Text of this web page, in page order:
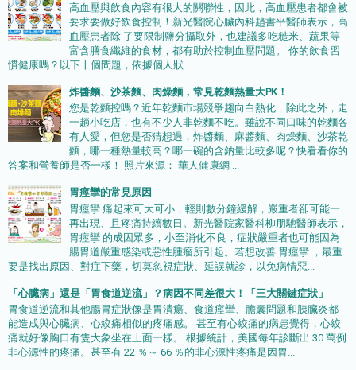
高血壓與飲食內容有很大的關聯性，因此，高血壓患者都會被
要求要做好飲食控制！新光醫院心臟內科趙書平醫師表示，高
血壓患者除 了要限制鹽分攝取外，也建議多吃糙米、蔬果等
富含膳食纖維的食材，都有助於控制血壓問題。 你的飲食習
慣健康嗎？以下十個問題，依據個人狀...
炸醬麵、沙茶麵、肉燥麵，常見乾麵熱量大PK！
您是乾麵控嗎？近年乾麵市場競爭趨向白熱化，除此之外，走
一趟小吃店，也有不少人非乾麵不吃。雖說不同口味的乾麵各
有人愛，但您是否猜想過，炸醬麵、麻醬麵、肉燥麵、沙茶乾
麵，哪一種熱量較高？哪一碗的含鈉量比較多呢？快看看你的
答案和營養師是否一樣！ 照片來源： 華人健康網 ...
胃痙攣的常見原因
胃痙攣 痛起來可大可小，輕則數分鐘緩解，嚴重者卻可能一
再出現、且疼痛持續數日。新光醫院家醫科柳朋馳醫師表示，
胃痙攣 的成因眾多，小至消化不良，症狀嚴重者也可能因為
腸胃道嚴重感染或惡性腫瘤所引起。若想改善 胃痙攣 ，最重
要是找出原因、對症下藥，切莫忽視症狀、延誤就診，以免病情惡...
「心臟病」還是「胃食道逆流」？病因不同差很大！「三大關鍵症狀」
胃食道逆流和其他腸胃症狀像是胃潰瘍、食道痙攣、膽囊問題和胰臟炎都
能造成與心臟病、心絞痛相似的疼痛感。 甚至有心絞痛的病患覺得，心絞
痛就好像胸口有隻大象坐在上面一樣。 根據統計，美國每年診斷出 30 萬例
非心源性的疼痛。甚至有 22 ％～ 66 ％的非心源性疼痛是因胃...